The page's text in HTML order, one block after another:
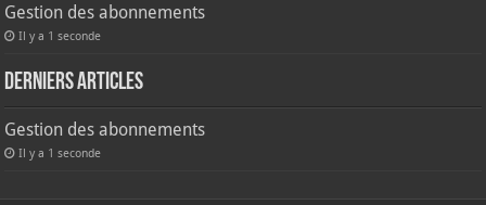
Gestion des abonnements
Il y a 1 seconde
Derniers articles
Gestion des abonnements
Il y a 1 seconde